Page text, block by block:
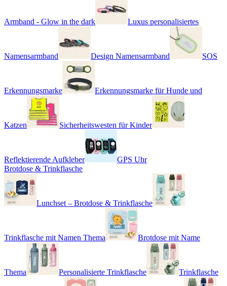
Armband - Glow in the dark Luxus personalisiertes
Namensarmband Design Namensarmband SOS
Erkennungsmarke Erkennungsmarke für Hunde und
Katzen Sicherheitswesten für Kinder
Reflektierende Aufkleber
GPS Uhr
Brotdose & Trinkflasche
Lunchset – Brotdose & Trinkflasche
Trinkflasche mit Namen Thema Brotdose mit Name
Thema Personalisierte Trinkflasche Trinkflasche